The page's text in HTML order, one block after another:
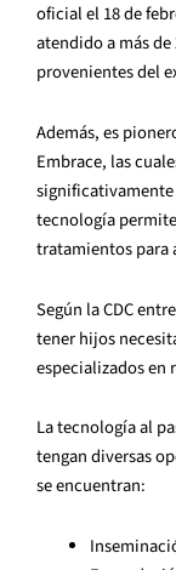
oficial el 18 de
atendido a más
provenientes del
Además, es
Embrace, las
significativamente
tecnología
tratamientos para
Según la CDC
tener hijos
especializados
La tecnología al
tengan diversas
se encuentran: